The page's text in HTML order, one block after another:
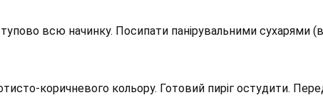
всю начинку. Посипати панірувальними сухарями
коричневого кольору. Готовий пиріг остудити.